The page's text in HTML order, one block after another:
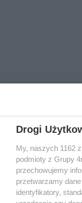
Reklama
Regulamin
Drogi
My, naszych 1162
podmioty z Grupy
przechowujemy
przetwarzamy
identyfikatory,